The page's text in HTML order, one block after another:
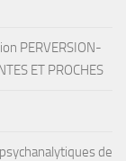
PERVERSION-
ET PROCHES
de